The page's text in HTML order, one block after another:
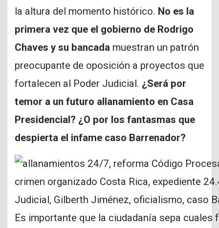
la altura del momento histórico. No es la
primera vez que el gobierno de Rodrigo
Chaves y su bancada muestran un patrón
preocupante de oposición a proyectos que
fortalecen al Poder Judicial. ¿Será por
temor a un futuro allanamiento en Casa
Presidencial? ¿O por los fantasmas que
despierta el infame caso Barrenador?
Es importante que la ciudadanía sepa